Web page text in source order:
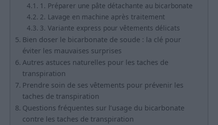
1. Préparer une pâte détachante au bicarbonate
2. Lavage en machine après traitement
3. Variante express pour vêtements délicats
Bien doser le bicarbonate de soude : la clé pour
éviter les mauvaises surprises
Autres astuces naturelles pour les taches de
transpiration
Prendre soin de ses vêtements pour prévenir les
taches de transpiration
Questions fréquentes sur l’usage du bicarbonate
contre les taches de transpiration